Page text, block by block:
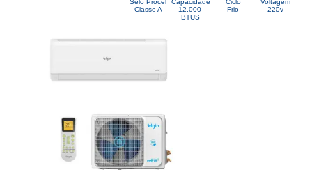
Selo Procel
Classe A
Capacidade
12.000
BTUS
Ciclo
Frio
Voltagem
220v